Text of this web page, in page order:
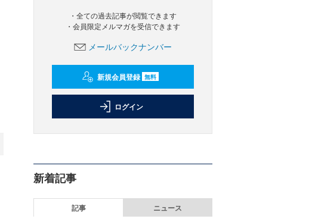
・全ての過去記事が閲覧できます
・会員限定メルマガを受信できます
メールバックナンバー
新規会員登録 無料
ログイン
新着記事
記事 ニュース